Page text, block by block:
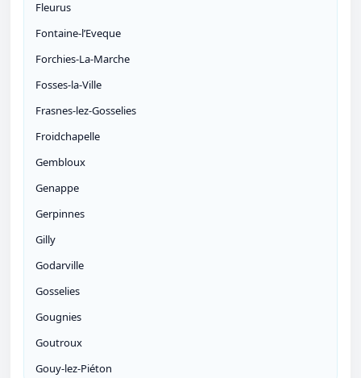
Fleurus
Fontaine-l’Eveque
Forchies-La-Marche
Fosses-la-Ville
Frasnes-lez-Gosselies
Froidchapelle
Gembloux
Genappe
Gerpinnes
Gilly
Godarville
Gosselies
Gougnies
Goutroux
Gouy-lez-Piéton